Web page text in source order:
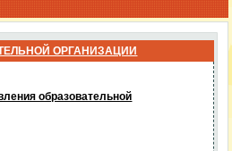
ОРГАНИЗАЦИИ
образовательной